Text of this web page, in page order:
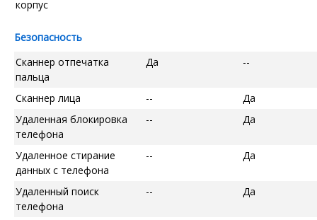
корпус
Безопасность
Сканнер отпечатка
пальца
Да --
Сканнер лица --
Да
Удаленная блокировка
телефона
-- Да
Удаленное стирание
данных с телефона
-- Да
Удаленный поиск
телефона
-- Да